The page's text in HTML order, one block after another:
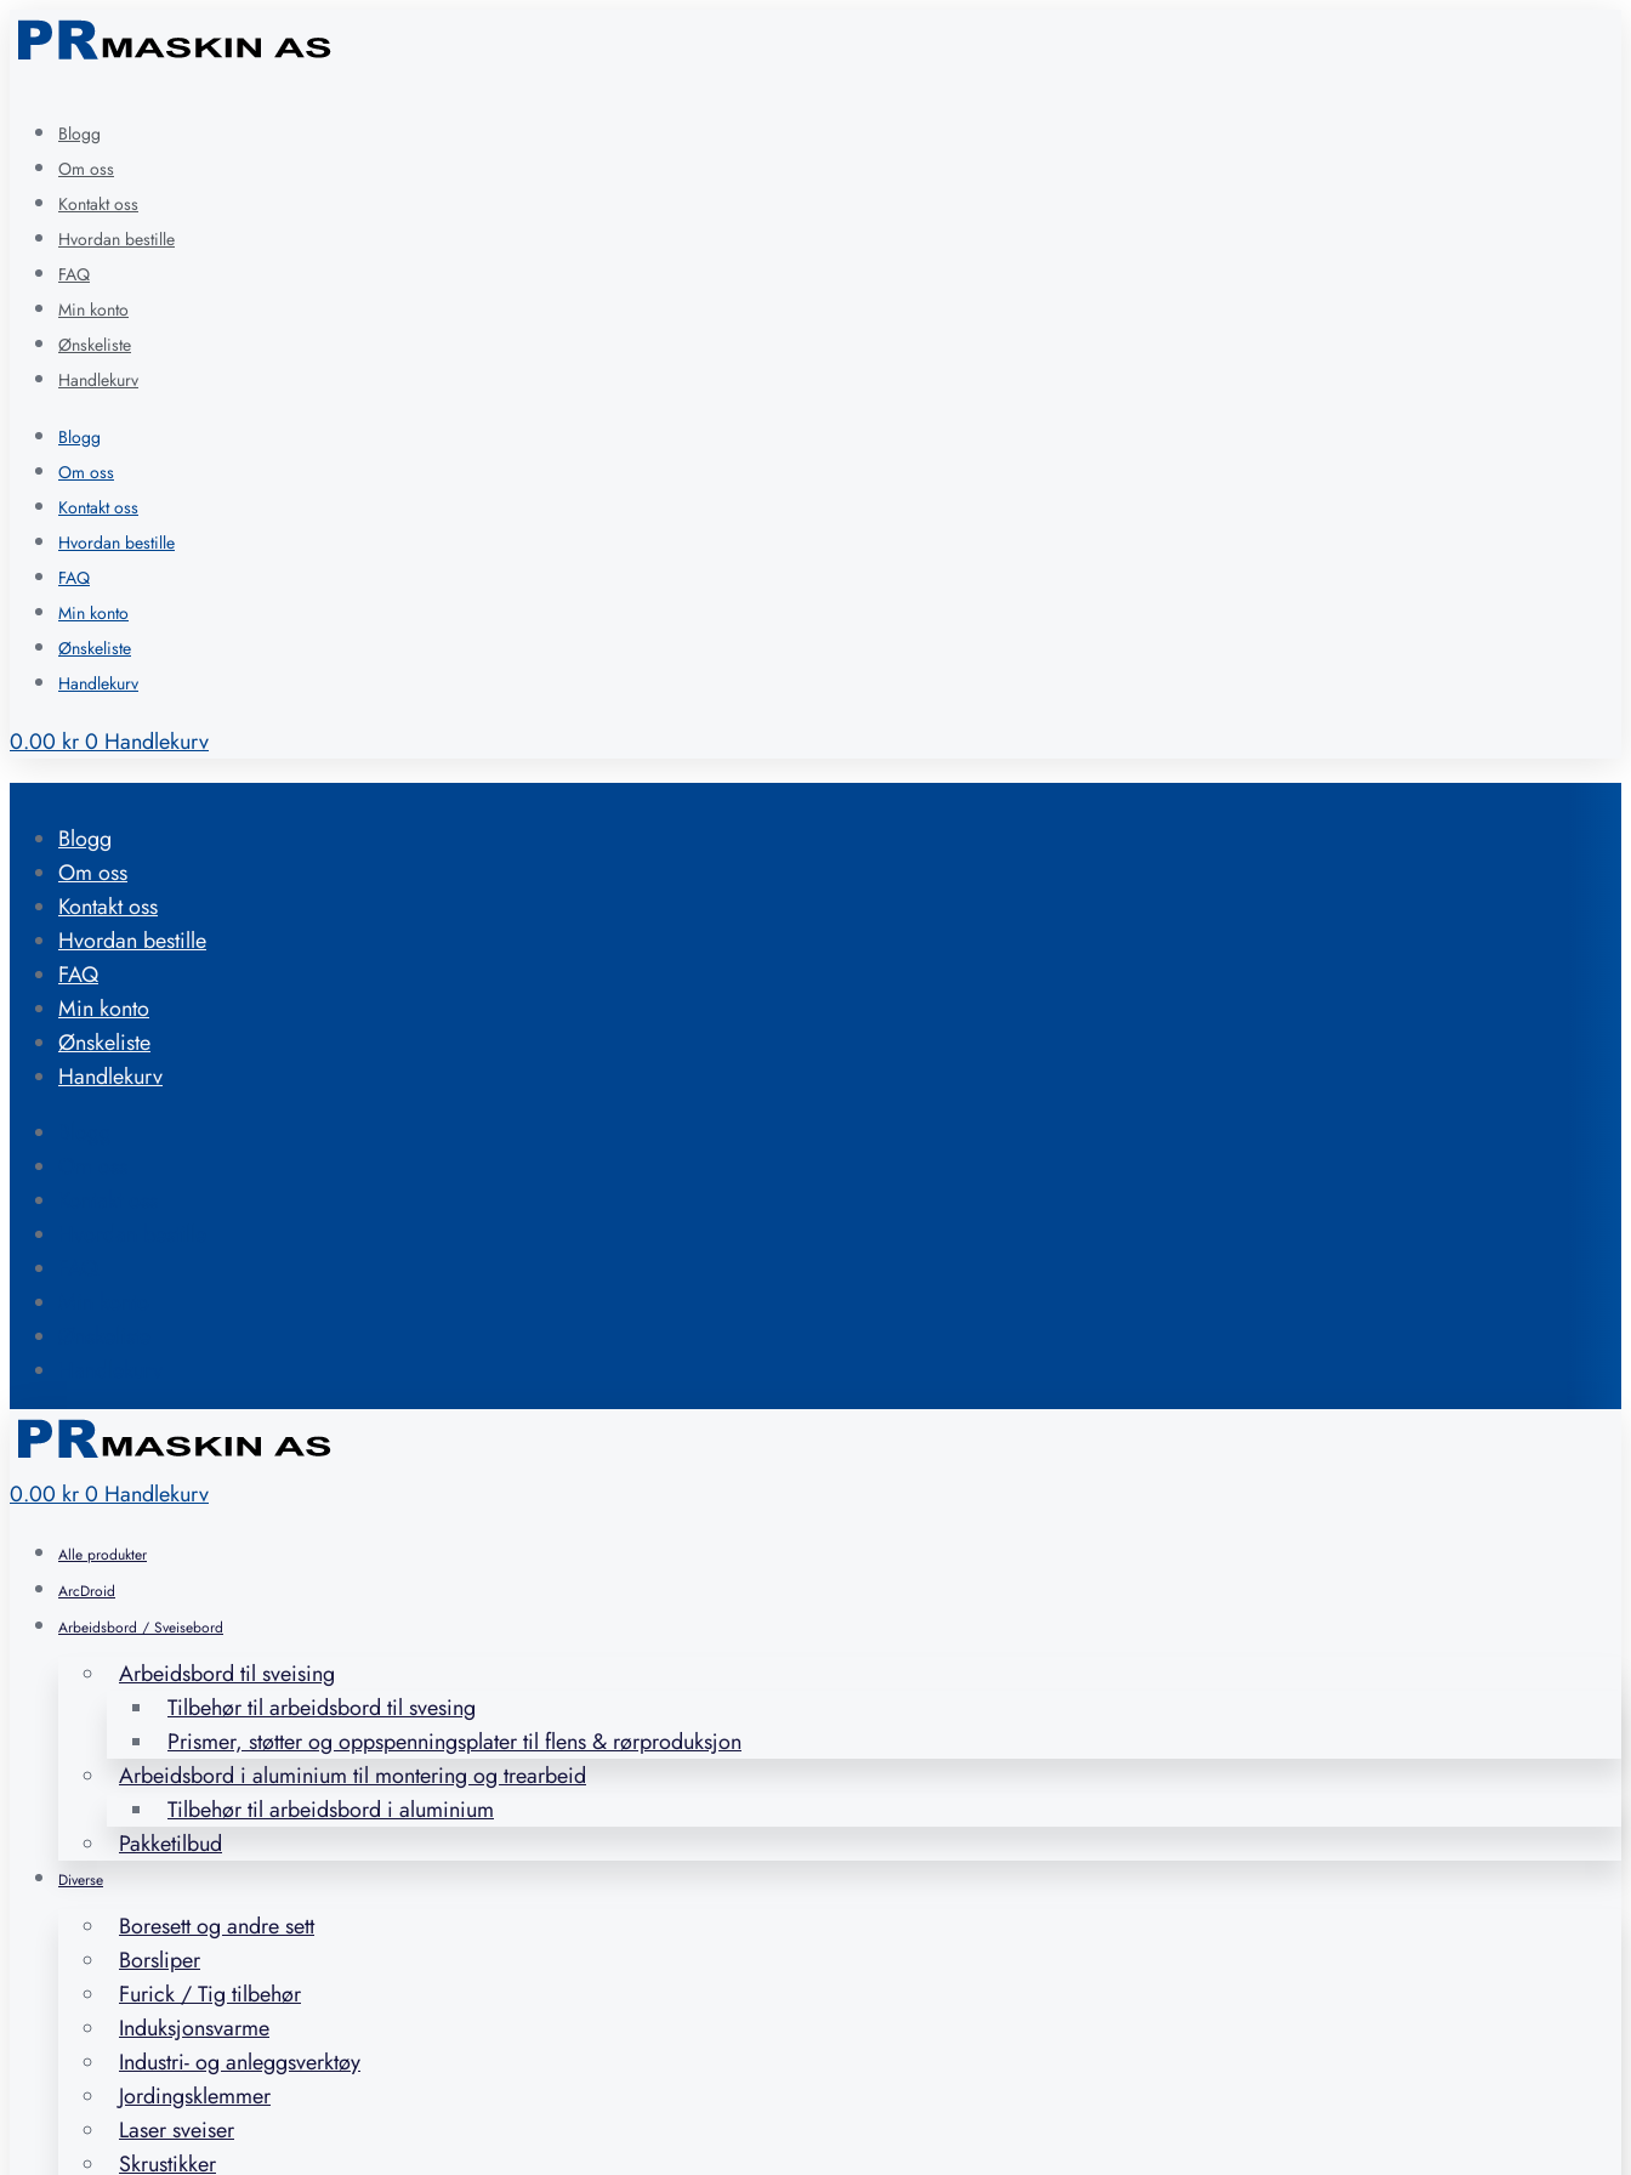
Blogg
Om oss
Kontakt oss
Hvordan bestille
FAQ
Min konto
Ønskeliste
Handlekurv
Blogg
Om oss
Kontakt oss
Hvordan bestille
FAQ
Min konto
Ønskeliste
Handlekurv
0.00kr0Handlekurv
Blogg
Om oss
Kontakt oss
Hvordan bestille
FAQ
Min konto
Ønskeliste
Handlekurv
0.00 kr0 Handlekurv
Alle produkter
ArcDroid
Arbeidsbord / Sveisebord
Arbeidsbord til sveising
Tilbehør til arbeidsbord til svesing
Prismer, støtter og oppspenningsplater til flens & rørproduksjon
Arbeidsbord i aluminium til montering og trearbeid
Tilbehør til arbeidsbord i aluminium
Pakketilbud
Diverse
Boresett og andre sett
Borsliper
Furick / Tig tilbehør
Induksjonsvarme
Industri- og anleggsverktøy
Jordingsklemmer
Laser sveiser
Skrustikker